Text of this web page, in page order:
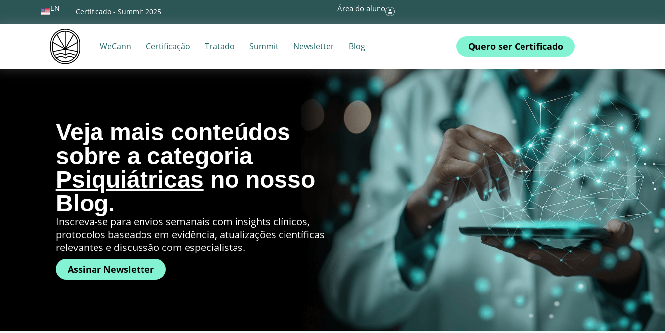
EN Certificado - Summit 2025 Área do aluno
WeCann Certificação Tratado Summit Newsletter Blog Quero ser Certificado
Veja mais conteúdos
sobre a categoria
Psiquiátricas no nosso
Blog.
Inscreva-se para envios semanais com insights clínicos,
protocolos baseados em evidência, atualizações científicas
relevantes e discussão com especialistas.
Assinar Newsletter